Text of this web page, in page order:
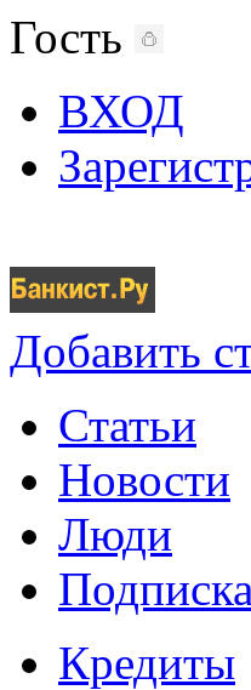
Гость
ВХОД
Добавить
Статьи
Новости
Люди
Подписка
Кредиты